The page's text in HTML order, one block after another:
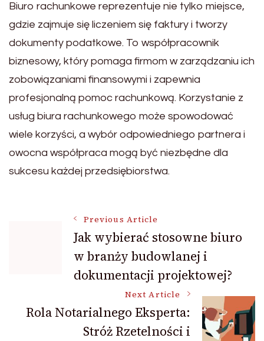
Biuro rachunkowe reprezentuje nie tylko miejsce,
gdzie zajmuje się liczeniem się faktury i tworzy
dokumenty podatkowe. To współpracownik
biznesowy, który pomaga firmom w zarządzaniu ich
zobowiązaniami finansowymi i zapewnia
profesjonalną pomoc rachunkową. Korzystanie z
usług biura rachunkowego może spowodować
wiele korzyści, a wybór odpowiedniego partnera i
owocna współpraca mogą być niezbędne dla
sukcesu każdej przedsiębiorstwa.
Navigation
Previous Article
Jak wybierać stosowne biuro
w branży budowlanej i
dokumentacji projektowej?
Next Article
Rola Notarialnego Eksperta:
Stróż Rzetelności i